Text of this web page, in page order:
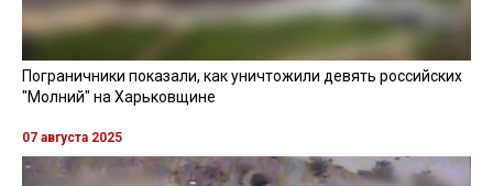
Пограничники показали, как уничтожили девять российских
"Молний" на Харьковщине
07 августа 2025